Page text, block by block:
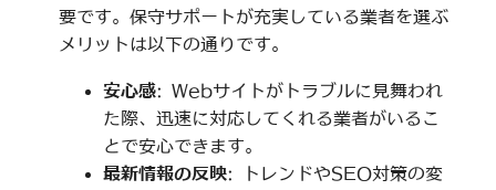
要です。保守サポートが充実している業者を選ぶ
メリットは以下の通りです。
安心感: Webサイトがトラブルに見舞われ
た際、迅速に対応してくれる業者がいるこ
とで安心できます。
最新情報の反映: トレンドやSEO対策の変